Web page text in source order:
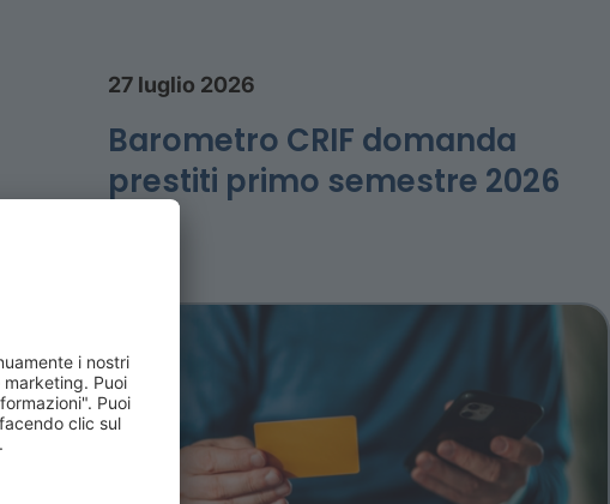
27 luglio 2026
Barometro CRIF domanda
prestiti primo semestre 2026